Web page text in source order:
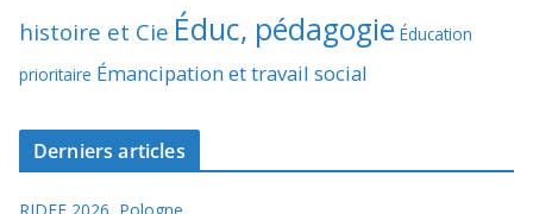
histoire et Cie Éduc, pédagogie Éducation
prioritaire Émancipation et travail social
Derniers articles